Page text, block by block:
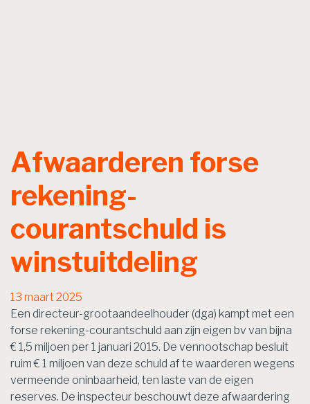
Afwaarderen forse
rekening-
courantschuld is
winstuitdeling
13 maart 2025
Een directeur-grootaandeelhouder (dga) kampt met een
forse rekening-courantschuld aan zijn eigen bv van bijna
€ 1,5 miljoen per 1 januari 2015. De vennootschap besluit
ruim € 1 miljoen van deze schuld af te waarderen wegens
vermeende oninbaarheid, ten laste van de eigen
reserves. De inspecteur beschouwt deze afwaardering